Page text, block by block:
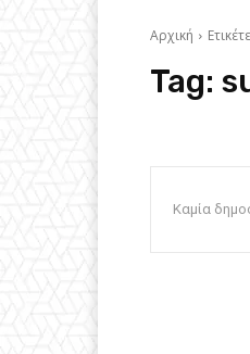
Αρχική
Tag:
Καμία